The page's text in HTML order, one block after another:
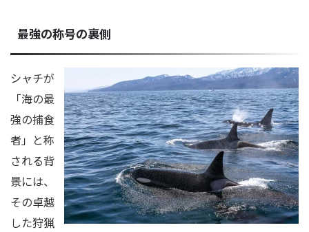
最強の称号の裏側
シャチが
「海の最
強の捕食
者」と称
される背
景には、
その卓越
した狩猟